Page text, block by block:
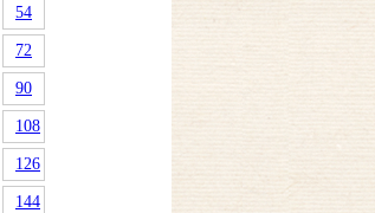
54
72
90
108
126
144